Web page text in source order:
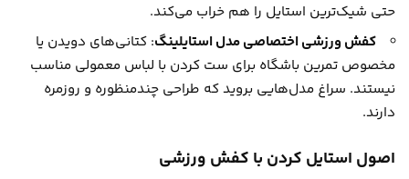
حتی شیک‌ترین استایل را هم خراب می‌کند.
کفش ورزشی اختصاصی مدل استایلینگ: کتانی‌های دویدن یا
مخصوص تمرین باشگاه برای ست کردن با لباس معمولی مناسب
نیستند. سراغ مدل‌هایی بروید که طراحی چندمنظوره و روزمره
دارند.
اصول استایل کردن با کفش ورزشی